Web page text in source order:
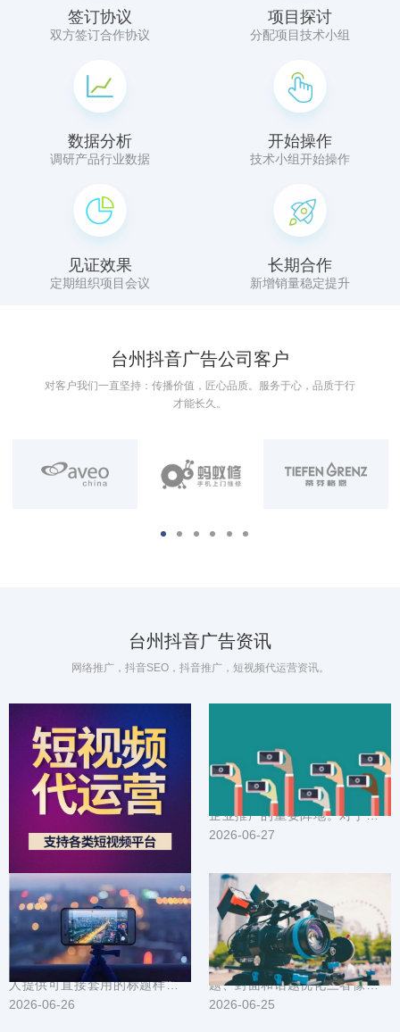
签订协议
双方签订合作协议
项目探讨
分配项目技术小组
数据分析
调研产品行业数据
开始操作
技术小组开始操作
见证效果
定期组织项目会议
长期合作
新增销量稳定提升
台州抖音广告公司客户
对客户我们一直坚持：传播价值，匠心品质。服务于心，品质于行
才能长久。
台州抖音广告资讯
网络推广，抖音SEO，抖音推广，短视频代运营资讯。
抖音广告在台州的成功案例：创意与落地策略揭秘
在台州这座节奏快、审美挑剔的
城市，抖音广告如何从创意出
发、一路落地到实际转化？本文
把一线案例拆成可复...
2026-06-28
台州企业抖音推广方案_定制化内容营销_精准触达目标用户
在数字化营销时代，抖音已成为
企业推广的重要阵地。对于台州
企业而言，如何利用抖音平台实
2026-06-27
本地引流利器：台州抖音推广标题封面与素材模板大全
为在台州做本地生意或个人号的
人提供可直接套用的标题样式、
封面设计要点和短视频素材模
2026-06-26
台州抖音推广技巧汇总：短视频选题封面与话题优化
在台州做抖音推广，短视频的选
题、封面和话题优化三者像发动
机的三个缸，缺一不可。文中整
2026-06-25